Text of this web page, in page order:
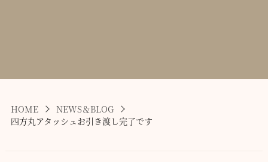
HOME
NEWS＆BLOG
四方丸アタッシュお引き渡し完了です